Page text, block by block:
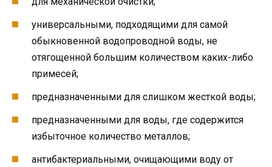
универсальными, подходящими для самой
обыкновенной водопроводной воды, не
отягощенной большим количеством каких-либо
примесей;
предназначенными для слишком жесткой воды;
предназначенными для воды, где содержится
избыточное количество металлов;
антибактериальными, очищающими воду от